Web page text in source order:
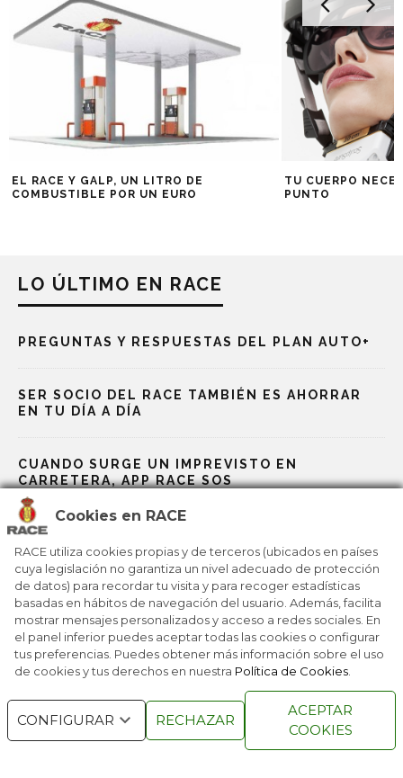
Cookies en RACE
RACE utiliza cookies propias y de terceros (ubicados en países
cuya legislación no garantiza un nivel adecuado de protección
de datos) para recordar tu visita y para recoger estadísticas
basadas en hábitos de navegación del usuario. Además, facilita
mostrar mensajes personalizados y acceso a redes sociales. En
el panel inferior puedes aceptar todas las cookies o configurar
tus preferencias. Puedes obtener más información sobre el uso
de cookies y tus derechos en nuestra Política de Cookies
CONFIGURAR RECHAZAR
ACEPTAR
COOKIES
EL RACE Y GALP, UN LITRO DE
COMBUSTIBLE POR UN EURO
TU CUERPO
PUNTO
LO ÚLTIMO EN RACE
PREGUNTAS Y RESPUESTAS DEL PLAN AUTO+
SER SOCIO DEL RACE TAMBIÉN ES AHORRAR
EN TU DÍA A DÍA
CUANDO SURGE UN IMPREVISTO EN
CARRETERA, APP RACE SOS
RACE, BP Y GALP TE ABARATAN LOS VIAJES
EL RACE IMPULSA UNA NUEVA FORMA DE
RECUPERAR PUNTOS
TODOS LOS DERECHOS
RESERVADOS